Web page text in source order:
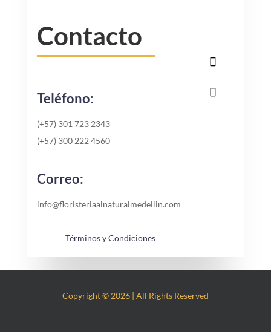
Contacto
Teléfono:
(+57) 301 723 2343
(+57) 300 222 4560
Correo:
info@floristeriaalnaturalmedellin.com
Términos y Condiciones
Copyright © 2026 | All Rights Reserved